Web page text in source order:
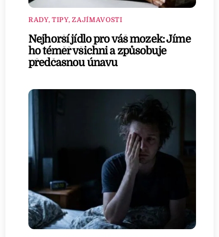
RADY, TIPY, ZAJÍMAVOSTI
Nejhorší jídlo pro váš mozek: Jíme
ho téměř všichni a způsobuje
předčasnou únavu